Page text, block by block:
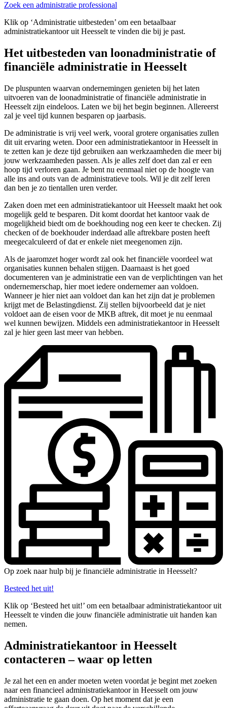
Zoek een administratie professional
Klik op ‘Administratie uitbesteden’ om een betaalbaar
administratiekantoor uit Heesselt te vinden die bij je past.
Het uitbesteden van loonadministratie of
financiële administratie in Heesselt
De pluspunten waarvan ondernemingen genieten bij het laten
uitvoeren van de loonadministratie of financiële administratie in
Heesselt zijn eindeloos. Laten we bij het begin beginnen. Allereerst
zal je veel tijd kunnen besparen op jaarbasis.
De administratie is vrij veel werk, vooral grotere organisaties zullen
dit uit ervaring weten. Door een administratiekantoor in Heesselt in
te zetten kan je deze tijd gebruiken aan werkzaamheden die meer bij
jouw werkzaamheden passen. Als je alles zelf doet dan zal er een
hoop tijd verloren gaan. Je bent nu eenmaal niet op de hoogte van
alle ins and outs van de administratieve tools. Wil je dit zelf leren
dan ben je zo tientallen uren verder.
Zaken doen met een administratiekantoor uit Heesselt maakt het ook
mogelijk geld te besparen. Dit komt doordat het kantoor vaak de
mogelijkheid biedt om de boekhouding nog een keer te checken. Zij
checken of de boekhouder inderdaad alle aftrekbare posten heeft
meegecalculeerd of dat er enkele niet meegenomen zijn.
Als de jaaromzet hoger wordt zal ook het financiële voordeel wat
organisaties kunnen behalen stijgen. Daarnaast is het goed
documenteren van je administratie een van de verplichtingen van het
ondernemerschap, hier moet iedere ondernemer aan voldoen.
Wanneer je hier niet aan voldoet dan kan het zijn dat je problemen
krijgt met de Belastingdienst. Zij stellen bijvoorbeeld dat je niet
voldoet aan de eisen voor de MKB aftrek, dit moet je nu eenmaal
wel kunnen bewijzen. Middels een administratiekantoor in Heesselt
zal je hier geen last meer van hebben.
Op zoek naar hulp bij je financiële administratie in Heesselt?
Besteed het uit!
Klik op ‘Besteed het uit!’ om een betaalbaar administratiekantoor uit
Heesselt te vinden die jouw financiële administratie uit handen kan
nemen.
Administratiekantoor in Heesselt
contacteren – waar op letten
Je zal het een en ander moeten weten voordat je begint met zoeken
naar een financieel administratiekantoor in Heesselt om jouw
administratie te gaan doen. Op het moment dat je een